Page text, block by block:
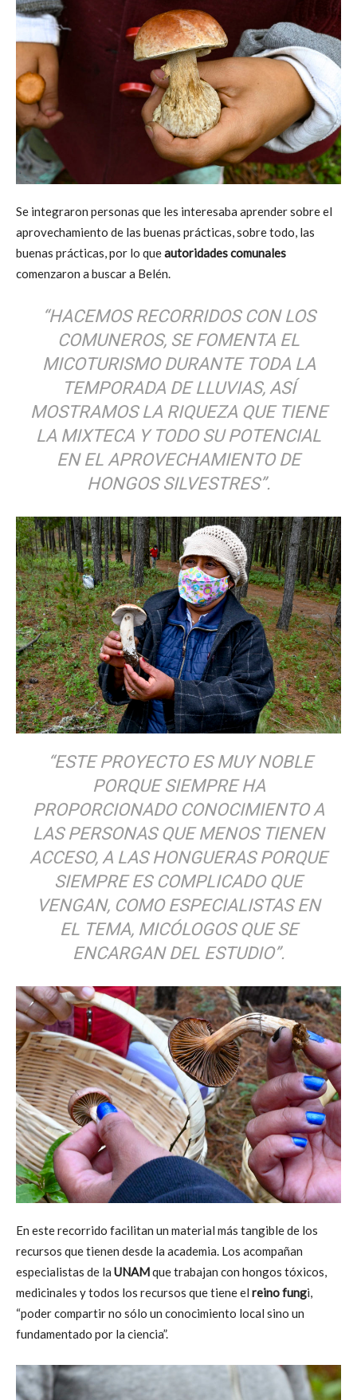
Se integraron personas que les interesaba aprender sobre el
aprovechamiento de las buenas prácticas, sobre todo, las
buenas prácticas, por lo queautoridades comunales
comenzaron a buscar a Belén.
“HACEMOS RECORRIDOS CON LOS
COMUNEROS, SE FOMENTA EL
MICOTURISMO DURANTE TODA LA
TEMPORADA DE LLUVIAS, ASÍ
MOSTRAMOS LA RIQUEZA QUE TIENE
LA MIXTECA Y TODO SU POTENCIAL
EN EL APROVECHAMIENTO DE
HONGOS SILVESTRES”.
“ESTE PROYECTO ES MUY NOBLE
PORQUE SIEMPRE HA
PROPORCIONADO CONOCIMIENTO A
LAS PERSONAS QUE MENOS TIENEN
ACCESO, A LAS HONGUERAS PORQUE
SIEMPRE ES COMPLICADO QUE
VENGAN, COMO ESPECIALISTAS EN
EL TEMA, MICÓLOGOS QUE SE
ENCARGAN DEL ESTUDIO”.
En este recorrido facilitan un material más tangible de los
recursos que tienen desde la academia. Los acompañan
especialistas de la UNAMque trabajan con hongos tóxicos,
medicinales y todos los recursos que tiene el reino fungi,
“poder compartir no sólo un conocimiento local sino un
fundamentado por la ciencia”.